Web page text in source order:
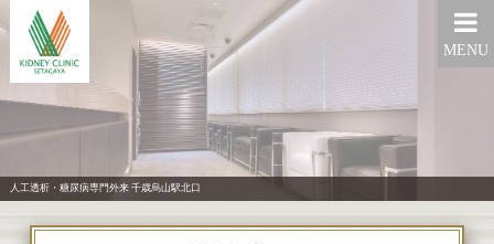
人工透析・糖尿病専門外来 千歳烏山駅北口
MENU